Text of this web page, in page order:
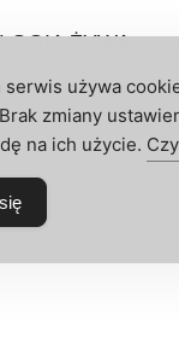
ŻYWA
Archeologia Żywa
serwis używa
zmiany
na ich użycie.